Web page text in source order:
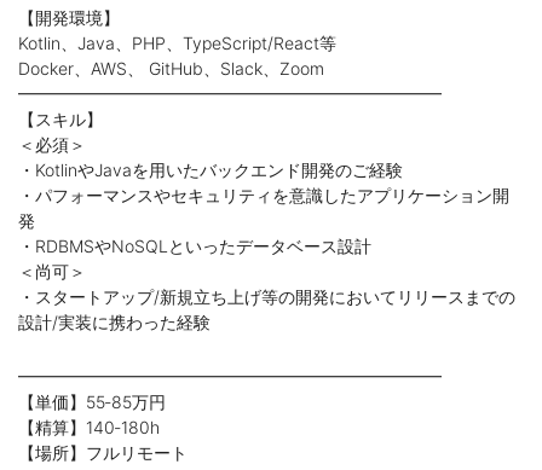
【開発環境】
Kotlin、Java、PHP、TypeScript/React等
Docker、AWS、 GitHub、Slack、Zoom
━━━━━━━━━━━━━━━━━━━━━━━━━
【スキル】
＜必須＞
・KotlinやJavaを用いたバックエンド開発のご経験
・パフォーマンスやセキュリティを意識したアプリケーション開
発
・RDBMSやNoSQLといったデータベース設計
＜尚可＞
・スタートアップ/新規立ち上げ等の開発においてリリースまでの
設計/実装に携わった経験
━━━━━━━━━━━━━━━━━━━━━━━━━
【単価】55‐85万円
【精算】140‐180h
【場所】フルリモート